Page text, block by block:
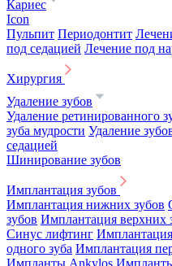
Кариес
Icon
Пульпит Периодонтит
под седацией Лечение под
Хирургия
Удаление зубов
Удаление ретинированного
зуба мудрости Удаление
седацией
Шинирование зубов
Имплантация зубов
Имплантация нижних зубов
зубов Имплантация верхних
Синус лифтинг
одного зуба Имплантация
Импланты Ankylos